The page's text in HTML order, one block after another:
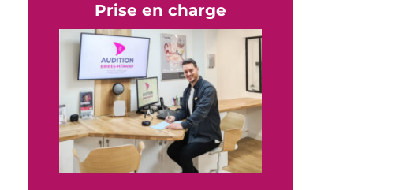
Prise en charge